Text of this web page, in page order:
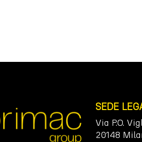
SEDE
Via P.O.
20148